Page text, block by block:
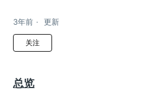
3年前 更新
关注
总览